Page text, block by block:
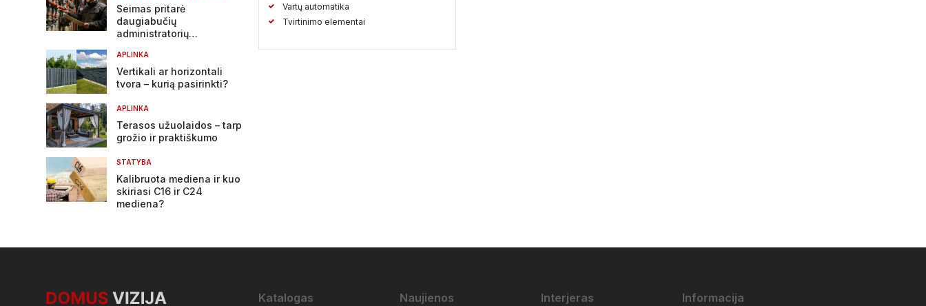
Seimas pritarė
daugiabučių
administratorių
APLINKA
Vertikali ar horizontali
tvora – kurią pasirinkti?
APLINKA
Terasos užuolaidos – tarp
grožio ir praktiškumo
STATYBA
Kalibruota mediena ir kuo
skiriasi C16 ir C24
mediena?
Vartų automatika
Tvirtinimo elementai
Katalogas Naujienos Interjeras Informacija